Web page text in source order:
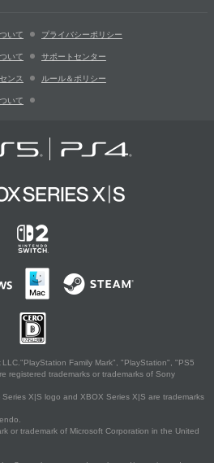
いて プライバシーポリシー
いて サポートセンター
ンス ルール＆ポリシー
いて
Family Mark", "PlayStation", "PS5
registered trademarks or trademarks of Sony
X|S logo and XBOX Series X|S are trademarks
or trademark of Microsoft Corporation in the United